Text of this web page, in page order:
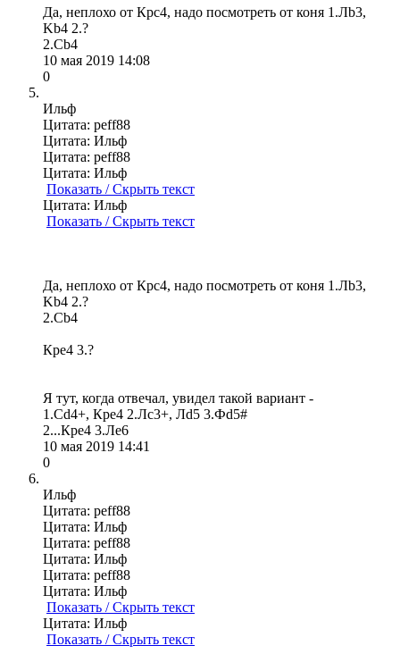
Да, неплохо от Крс4, надо посмотреть от коня 1.Лb3,
Kb4 2.?
2.Cb4
10 мая 2019 14:08
0
Ильф
Цитата: peff88
Цитата: Ильф
Цитата: peff88
Цитата: Ильф
Показать / Скрыть текст
Цитата: Ильф
Показать / Скрыть текст
Да, неплохо от Крс4, надо посмотреть от коня 1.Лb3,
Kb4 2.?
2.Cb4
Кре4 3.?
Я тут, когда отвечал, увидел такой вариант -
1.Сd4+, Кре4 2.Лс3+, Лd5 3.Фd5#
2...Кре4 3.Ле6
10 мая 2019 14:41
0
Ильф
Цитата: peff88
Цитата: Ильф
Цитата: peff88
Цитата: Ильф
Цитата: peff88
Цитата: Ильф
Показать / Скрыть текст
Цитата: Ильф
Показать / Скрыть текст